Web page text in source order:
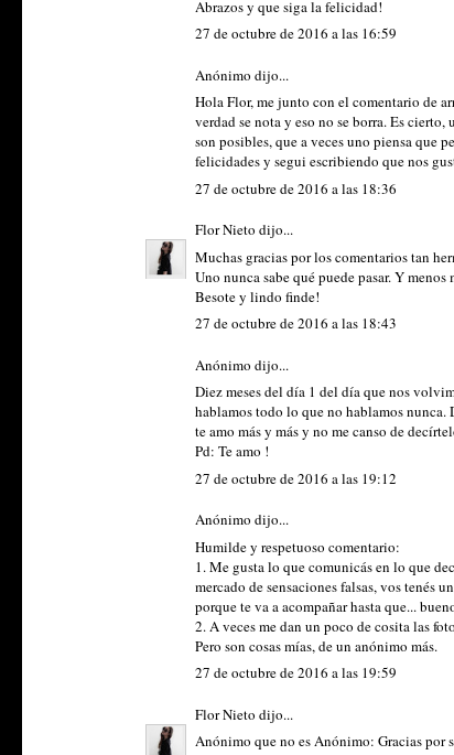
Abrazos y que siga la felicidad!
27 de octubre de 2016 a las 16:59
Anónimo dijo...
Hola Flor, me junto con el comentario de
verdad se nota y eso no se borra. Es cierto,
son posibles, que a veces uno piensa que
felicidades y segui escribiendo que nos
27 de octubre de 2016 a las 18:36
Flor Nieto dijo...
Muchas gracias por los comentarios tan
Uno nunca sabe qué puede pasar. Y
Besote y lindo finde!
27 de octubre de 2016 a las 18:43
Anónimo dijo...
Diez meses del día 1 del día que nos
hablamos todo lo que no hablamos nunca.
te amo más y más y no me canso de
Pd: Te amo !
27 de octubre de 2016 a las 19:12
Anónimo dijo...
Humilde y respetuoso comentario:
1. Me gusta lo que comunicás en lo que
mercado de sensaciones falsas, vos tenés
porque te va a acompañar hasta que...
2. A veces me dan un poco de cosita las
Pero son cosas mías, de un anónimo más.
27 de octubre de 2016 a las 19:59
Flor Nieto dijo...
Anónimo que no es Anónimo: Gracias por